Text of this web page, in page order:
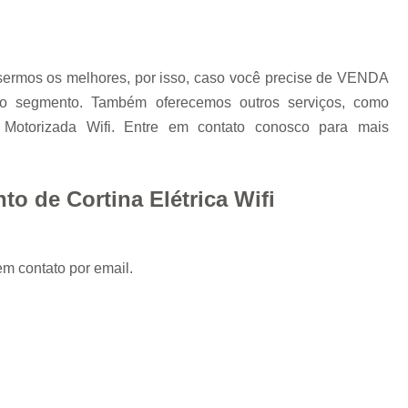
os melhores, por isso, caso você precise de VENDA
Também oferecemos outros serviços, como
Wifi. Entre em contato conosco para mais
de Cortina Elétrica Wifi
contato por email.